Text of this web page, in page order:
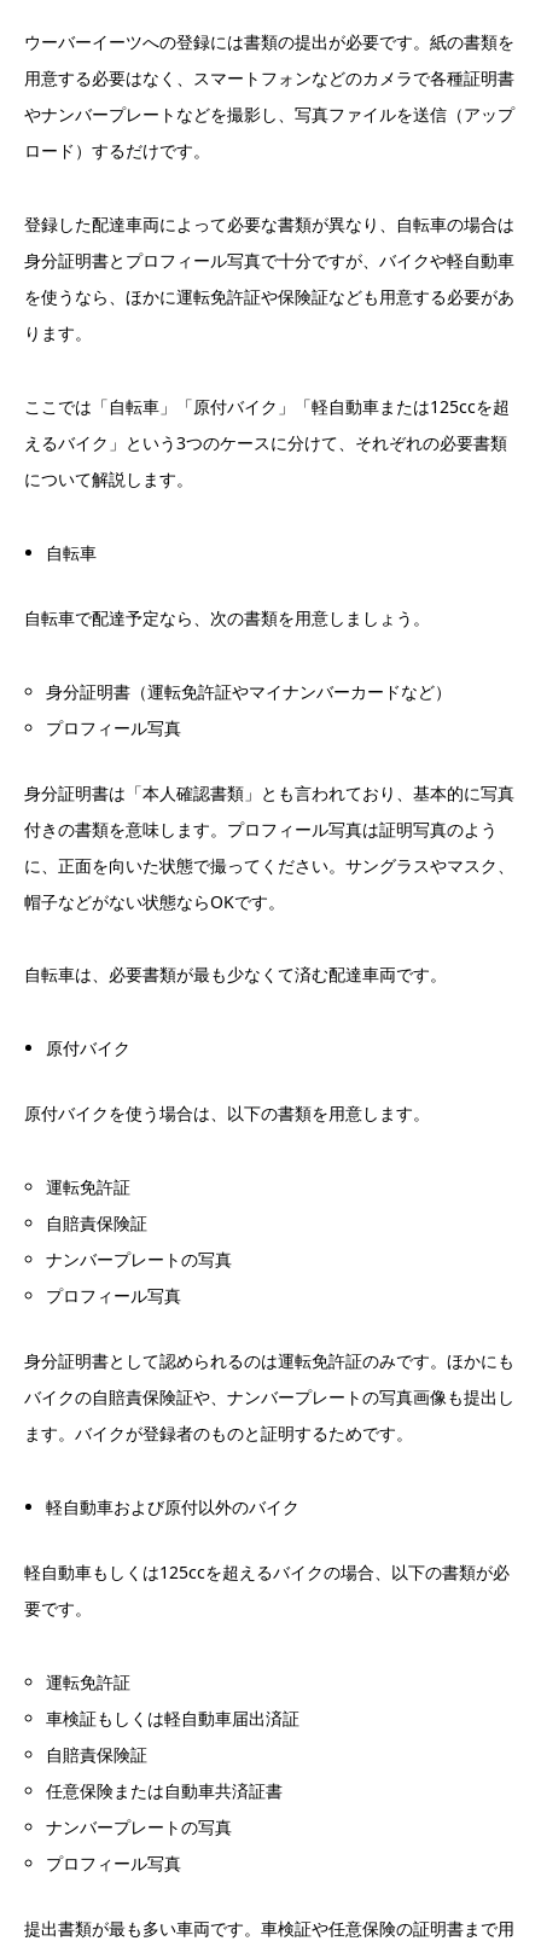
ウーバーイーツへの登録には書類の提出が必要です。紙の書類を
用意する必要はなく、スマートフォンなどのカメラで各種証明書
やナンバープレートなどを撮影し、写真ファイルを送信（アップ
ロード）するだけです。
登録した配達車両によって必要な書類が異なり、自転車の場合は
身分証明書とプロフィール写真で十分ですが、バイクや軽自動車
を使うなら、ほかに運転免許証や保険証なども用意する必要があ
ります。
ここでは「自転車」「原付バイク」「軽自動車または125ccを超
えるバイク」という3つのケースに分けて、それぞれの必要書類
について解説します。
自転車
自転車で配達予定なら、次の書類を用意しましょう。
身分証明書（運転免許証やマイナンバーカードなど）
プロフィール写真
身分証明書は「本人確認書類」とも言われており、基本的に写真
付きの書類を意味します。プロフィール写真は証明写真のよう
に、正面を向いた状態で撮ってください。サングラスやマスク、
帽子などがない状態ならOKです。
自転車は、必要書類が最も少なくて済む配達車両です。
原付バイク
原付バイクを使う場合は、以下の書類を用意します。
運転免許証
自賠責保険証
ナンバープレートの写真
プロフィール写真
身分証明書として認められるのは運転免許証のみです。ほかにも
バイクの自賠責保険証や、ナンバープレートの写真画像も提出し
ます。バイクが登録者のものと証明するためです。
軽自動車および原付以外のバイク
軽自動車もしくは125ccを超えるバイクの場合、以下の書類が必
要です。
運転免許証
車検証もしくは軽自動車届出済証
自賠責保険証
任意保険または自動車共済証書
ナンバープレートの写真
プロフィール写真
提出書類が最も多い車両です。車検証や任意保険の証明書まで用